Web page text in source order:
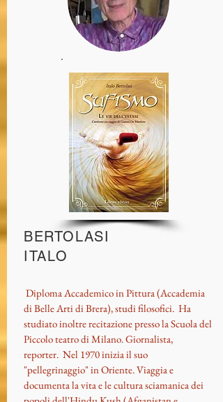
BERTOLASI
ITALO
Diploma Accademico in Pittura (Accademia
di Belle Arti di Brera), studi filosofici. Ha
studiato inoltre recitazione presso la Scuola del
Piccolo teatro di Milano. Giornalista,
reporter. Nel 1970 inizia il suo
"pellegrinaggio" in Oriente. Viaggia e
documenta la vita e le cultura sciamanica dei